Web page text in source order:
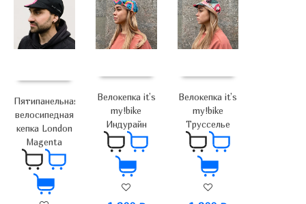
Пятипанельная
велосипедная
кепка London
Magenta
Велокепка it’s
my!bike
Индурайн
Велокепка it’s
my!bike
Трусселье